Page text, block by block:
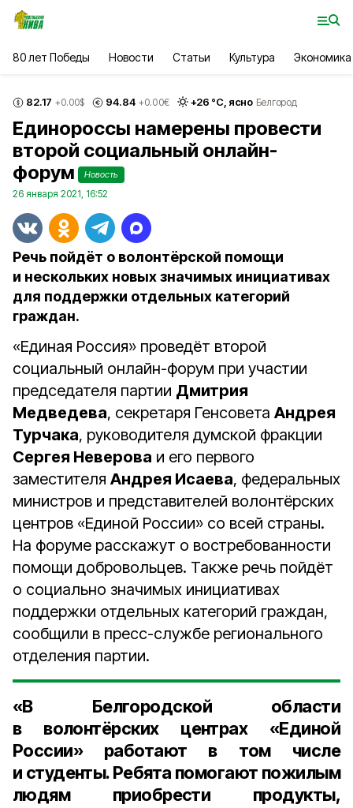
80 лет Победы Новости Статьи Культура Экономика
82.17 +0.00$ 94.84 +0.00€ +26 °С, ясно Белгород
Единороссы намерены провести
второй социальный онлайн-
форум
Новость
26 января 2021, 16:52
Речь пойдёт о волонтёрской помощи
и нескольких новых значимых инициативах
для поддержки отдельных категорий
граждан.
«Единая Россия» проведёт второй
социальный онлайн-форум при участии
председателя партии Дмитрия
Медведева, секретаря Генсовета Андрея
Турчака, руководителя думской фракции
Сергея Неверова и его первого
заместителя Андрея Исаева, федеральных
министров и представителей волонтёрских
центров «Единой России» со всей страны.
На форуме расскажут о востребованности
помощи добровольцев. Также речь пойдёт
о социально значимых инициативах
поддержки отдельных категорий граждан,
сообщили в пресс-службе регионального
отделения партии.
«В Белгородской области
в волонтёрских центрах «Единой
России» работают в том числе
и студенты. Ребята помогают пожилым
людям приобрести продукты,